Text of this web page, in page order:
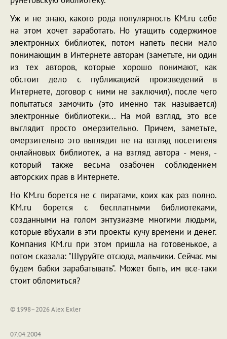
Уж и не знаю, какого рода популярность KM.ru себе
на этом хочет заработать. Но утащить содержимое
электронных библиотек, потом напеть песни мало
понимающим в Интернете авторам (заметьте, ни один
из тех авторов, которые хорошо понимают, как
обстоит дело с публикацией произведений в
Интернете, договор с ними не заключил), после чего
попытаться замочить (это именно так называется)
электронные библиотеки... На мой взгляд, это все
выглядит просто омерзительно. Причем, заметьте,
омерзительно это выглядит не на взгляд посетителя
онлайновых библиотек, а на взгляд автора - меня, -
который также весьма озабочен соблюдением
авторских прав в Интернете.
Но KM.ru борется не с пиратами, коих как раз полно.
KM.ru борется с бесплатными библиотеками,
созданными на голом энтузиазме многими людьми,
которые вбухали в эти проекты кучу времени и денег.
Компания KM.ru при этом пришла на готовенькое, а
потом сказала: "Шуруйте отсюда, мальчики. Сейчас мы
будем бабки зарабатывать". Может быть, им все-таки
стоит обломиться?
© 1998–2026 Alex Exler
07.04.2004